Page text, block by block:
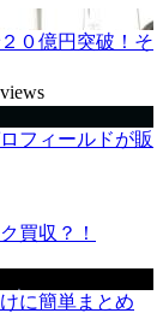
０億円突破！そ
フィールドが販
買収？！
に簡単まとめ